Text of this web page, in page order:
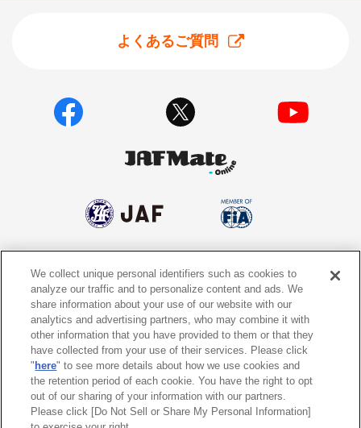
よくあるご質問
個人情報保護方針 個人情報の取り扱いについて
サイトポリシー ソーシャルメディア利用規約
特定商取引法に基づく表示 情報提供終了のお知らせ
Do Not Sell or Share My Personal
Information
We collect unique personal identifiers such as cookies to
analyze our traffic and to personalize content and ads. We
share information about your use of our website with our
analytics and advertising partners, who may combine it with
other information that you have provided to them or that they
have collected from your use of their services. Please click
" here" to see more details about how we use cookies and
the retention period of each cookie. You have the right to opt
out of our sharing of your information with our partners.
Please click [Do Not Sell or Share My Personal Information]